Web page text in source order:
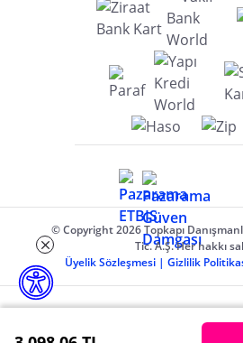
© Copyright 2026 Topkapı
Tic. A.Ş. Her hakkı
Üyelik Sözleşmesi | Gizlilik